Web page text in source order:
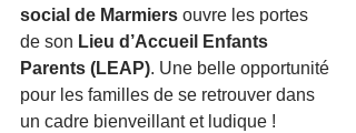
social de Marmiers ouvre les portes
de son Lieu d’Accueil Enfants
Parents (LEAP). Une belle opportunité
pour les familles de se retrouver dans
un cadre bienveillant et ludique !